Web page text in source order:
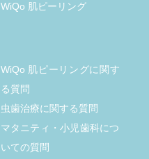
WiQo 肌ピーリング
WiQo 肌ピーリングに関す
る質問
虫歯治療に関する質問
マタニティ・小児歯科につ
いての質問